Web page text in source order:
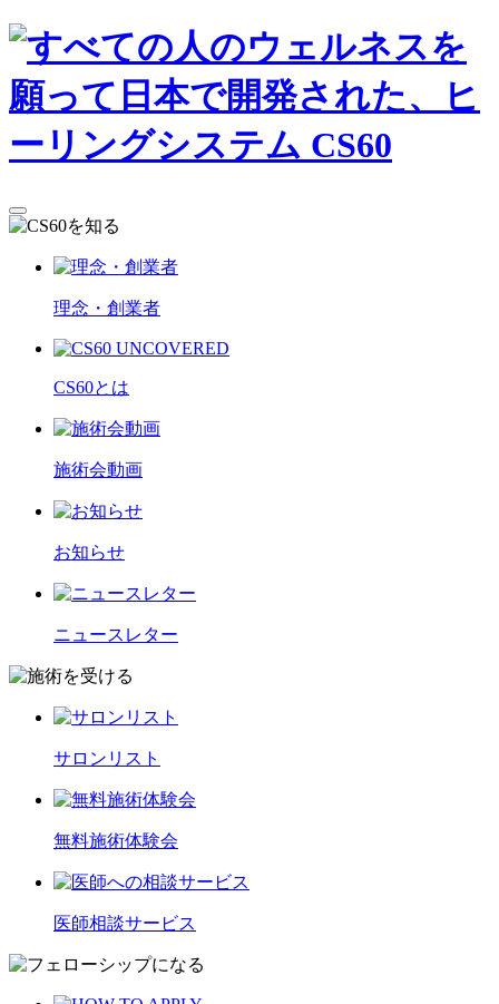
理念・創業者
CS60とは
施術会動画
お知らせ
ニュースレター
サロンリスト
無料施術体験会
医師相談サービス